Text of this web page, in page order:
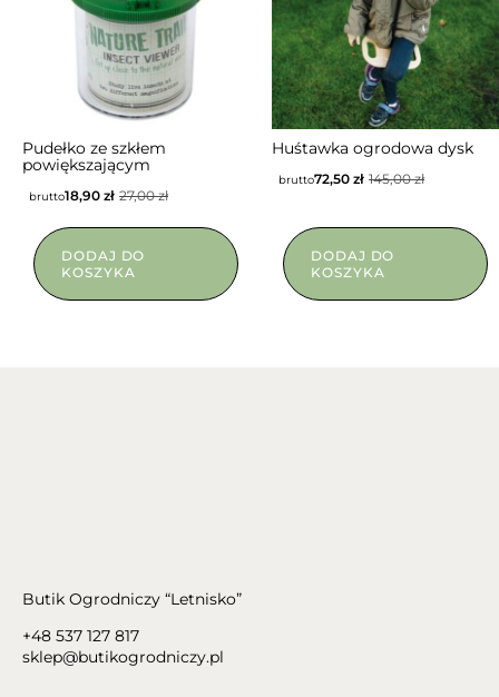
Pudełko ze szkłem
powiększającym
27,00zł
18,90 zł
brutto
DODAJ DO
KOSZYKA
Huśtawka ogrodowa dysk
145,00zł
72,50 zł
brutto
DODAJ DO
KOSZYKA
Butik Ogrodniczy “Letnisko”
+48 537 127 817
sklep@butikogrodniczy.pl